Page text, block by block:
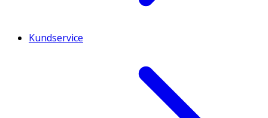
Kundservice